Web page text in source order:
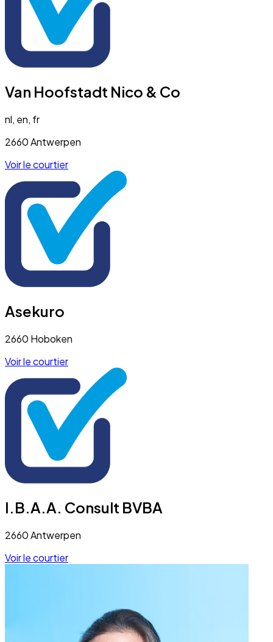
Van Hoofstadt Nico & Co
nl, en, fr
2660 Antwerpen
Voir le courtier
Asekuro
2660 Hoboken
Voir le courtier
I.B.A.A. Consult BVBA
2660 Antwerpen
Voir le courtier